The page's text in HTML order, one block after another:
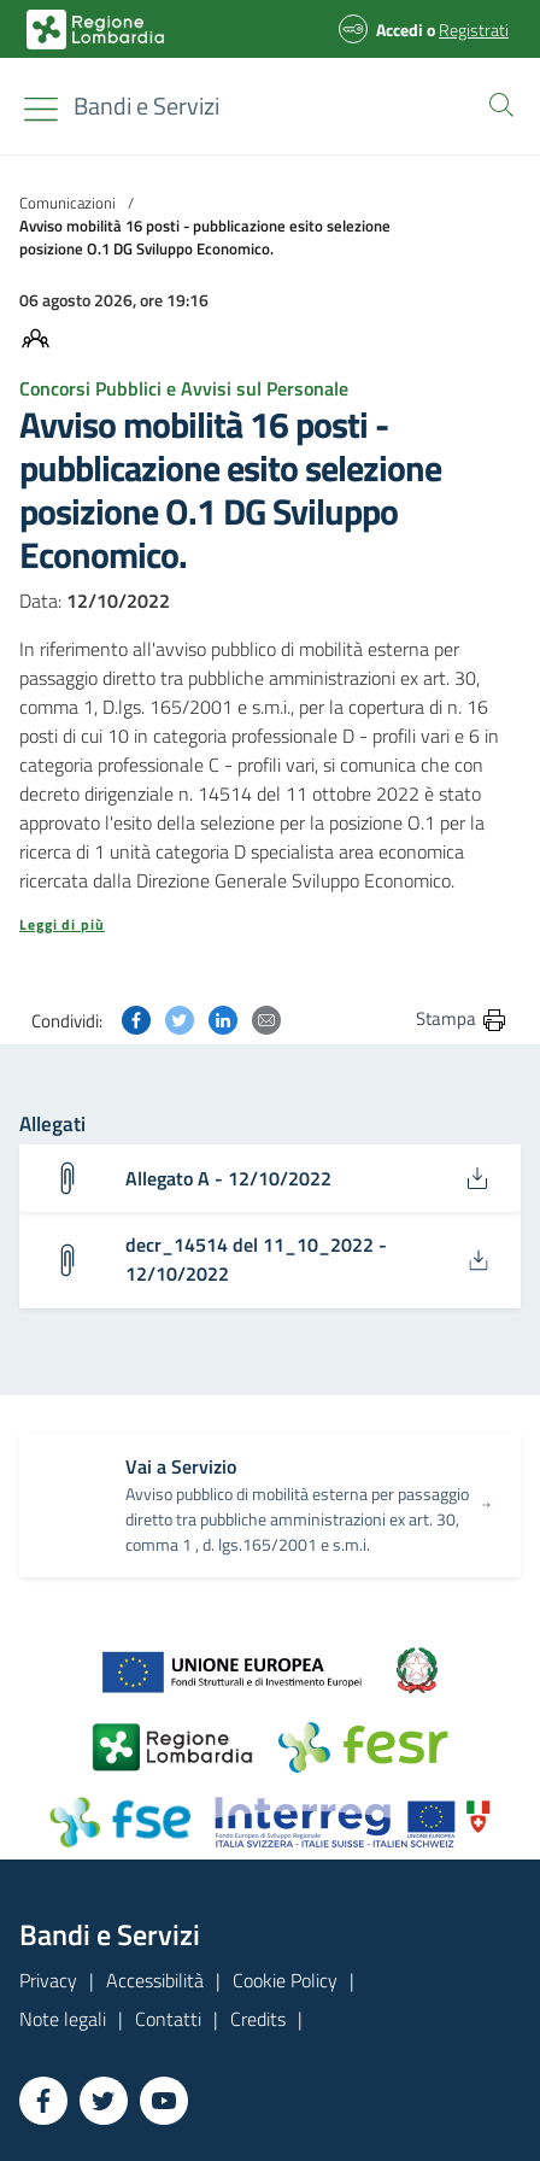
AccedioRegistrati
Bandi e Servizi
Comunicazioni /
Avviso mobilità 16 posti - pubblicazione esito selezione
posizione O.1 DG Sviluppo Economico.
06 agosto 2026, ore 19:16
Concorsi Pubblici e Avvisi sul Personale
Avviso mobilità 16 posti -
pubblicazione esito selezione
posizione O.1 DG Sviluppo
Economico.
Data: 12/10/2022
In riferimento all'avviso pubblico di mobilità esterna per
passaggio diretto tra pubbliche amministrazioni ex art. 30,
comma 1, D.lgs. 165/2001 e s.m.i., per la copertura di n. 16
posti di cui 10 in categoria professionale D - profili vari e 6 in
categoria professionale C - profili vari, si comunica che con
decreto dirigenziale n. 14514 del 11 ottobre 2022 è stato
approvato l'esito della selezione per la posizione O.1 per la
ricerca di 1 unità categoria D specialista area economica
ricercata dalla Direzione Generale Sviluppo Economico.
Leggi di più
Condividi: Condividi questa pagina su Facebook
Condividi questa pagina su Twitter
Condividi questa pagina su Linkedin
Condividi questa pagina via
Stampa
Allegati
Allegato A - 12/10/2022
decr_14514 del 11_10_2022 -
12/10/2022
Vai a Servizio
Avviso pubblico di mobilità esterna per passaggio
diretto tra pubbliche amministrazioni ex art. 30,
comma 1 , d. lgs.165/2001 e s.m.i.
Bandi e Servizi
Privacy Accessibilità
Cookie Policy
Note legali
Contatti Credits